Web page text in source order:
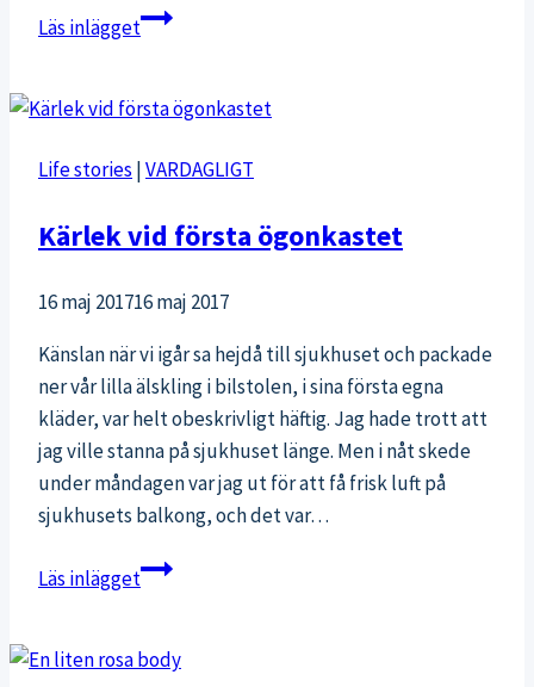
Läs inläggetEftermiddagschill
Life stories |VARDAGLIGT
Kärlek vid första ögonkastet
16 maj 201716 maj 2017
Känslan när vi igår sa hejdå till sjukhuset och packade
ner vår lilla älskling i bilstolen, i sina första egna
kläder, var helt obeskrivligt häftig. Jag hade trott att
jag ville stanna på sjukhuset länge. Men i nåt skede
under måndagen var jag ut för att få frisk luft på
sjukhusets balkong, och det var…
Läs inläggetKärlek
ögonkastet